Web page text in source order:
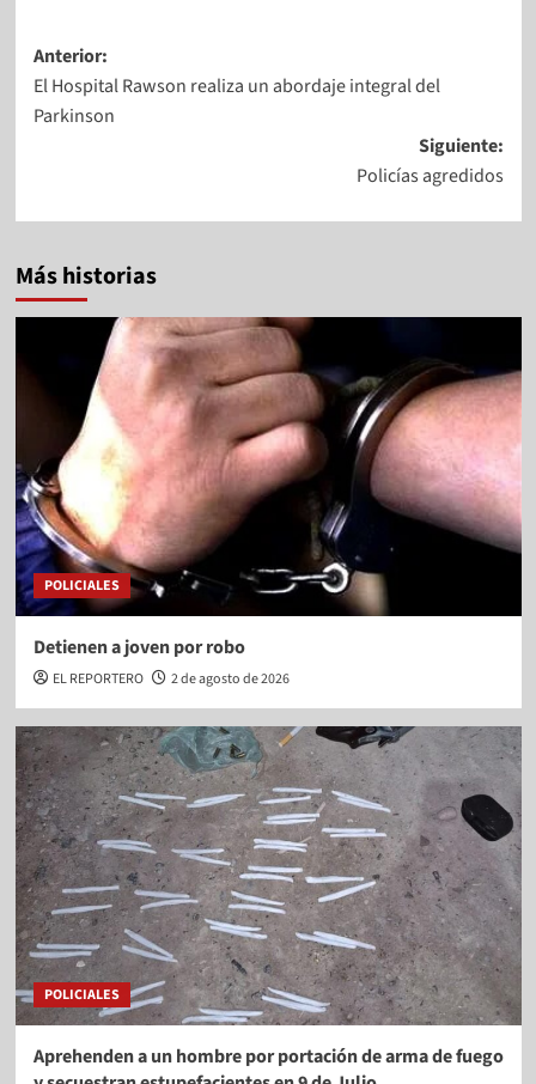
Anterior:
El Hospital Rawson realiza un abordaje integral del
Parkinson
Siguiente:
Policías agredidos
Más historias
POLICIALES
Detienen a joven por robo
EL REPORTERO 2 de agosto de 2026
POLICIALES
Aprehenden a un hombre por portación de arma de fuego